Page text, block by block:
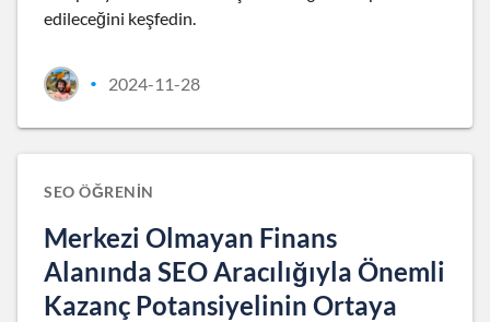
edileceğini keşfedin.
• 2024-11-28
SEO ÖĞRENIN
Merkezi Olmayan Finans
Alanında SEO Aracılığıyla Önemli
Kazanç Potansiyelinin Ortaya